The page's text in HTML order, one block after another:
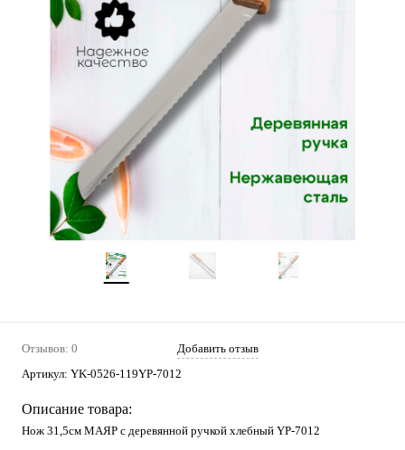
Отзывов: 0
Добавить отзыв
Артикул: YK-0526-119YP-7012
Описание товара:
Нож 31,5см МАЯР с деревянной ручкой хлебный YP-7012